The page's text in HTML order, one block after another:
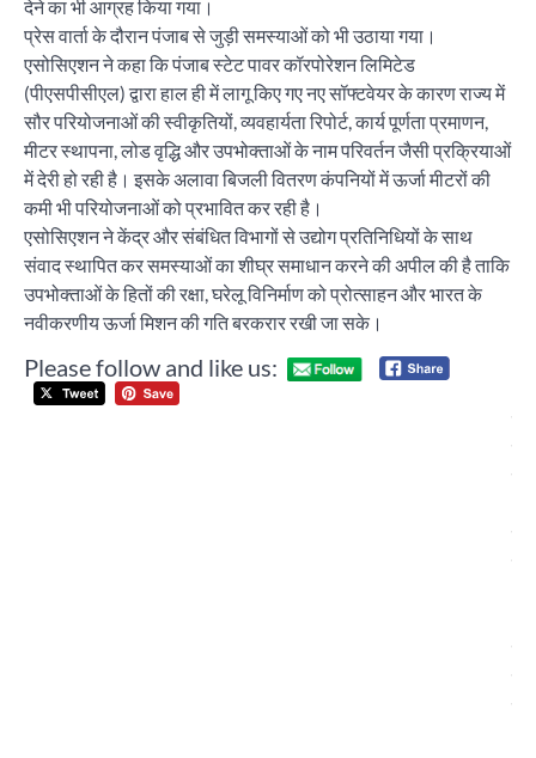
देने का भी आग्रह किया गया।
प्रेस वार्ता के दौरान पंजाब से जुड़ी समस्याओं को भी उठाया गया।
एसोसिएशन ने कहा कि पंजाब स्टेट पावर कॉरपोरेशन लिमिटेड
(पीएसपीसीएल) द्वारा हाल ही में लागू किए गए नए सॉफ्टवेयर के कारण राज्य में
सौर परियोजनाओं की स्वीकृतियों, व्यवहार्यता रिपोर्ट, कार्य पूर्णता प्रमाणन,
मीटर स्थापना, लोड वृद्धि और उपभोक्ताओं के नाम परिवर्तन जैसी प्रक्रियाओं
में देरी हो रही है। इसके अलावा बिजली वितरण कंपनियों में ऊर्जा मीटरों की
कमी भी परियोजनाओं को प्रभावित कर रही है।
एसोसिएशन ने केंद्र और संबंधित विभागों से उद्योग प्रतिनिधियों के साथ
संवाद स्थापित कर समस्याओं का शीघ्र समाधान करने की अपील की है ताकि
उपभोक्ताओं के हितों की रक्षा, घरेलू विनिर्माण को प्रोत्साहन और भारत के
नवीकरणीय ऊर्जा मिशन की गति बरकरार रखी जा सके।
Please follow and like us:
Post